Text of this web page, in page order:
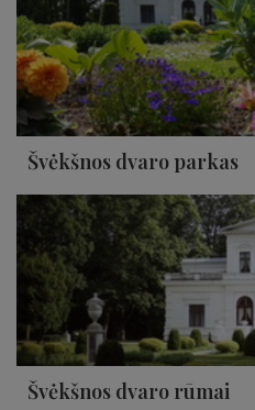
Švėkšnos dvaro parkas
Švėkšnos dvaro rūmai